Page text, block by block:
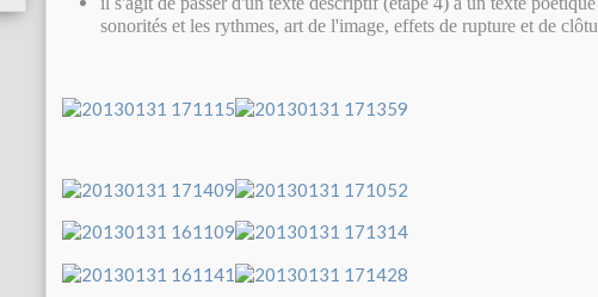
sonorités et les rythmes, art de l'image, effets de rupture et de